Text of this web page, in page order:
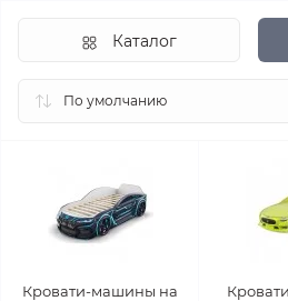
Каталог
Кровати-машины на